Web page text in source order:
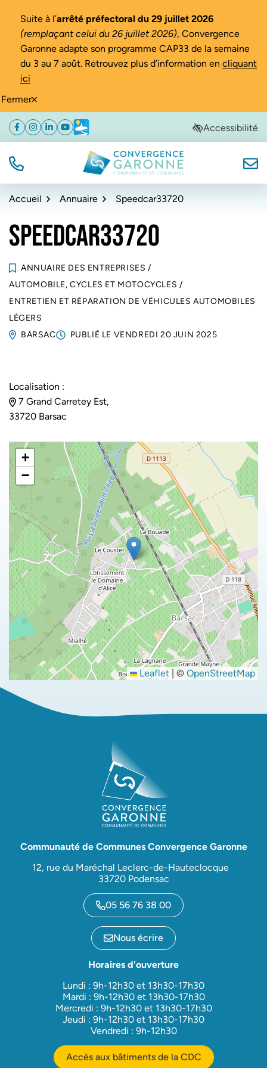
Fermer
Suite à l’arrêté préfectoral du 29 juillet 2026
(remplaçant celui du 26 juillet 2026), Convergence
Garonne adapte son programme CAP33 de la semaine
du 3 au 7 août. Retrouvez plus d’information en cliquant
ici
Aller
navigation
Aller
au
Aller
au
de
Facebook
(ouverture dans un nouvel onglet)
Instagram
(ouverture dans un nouvel onglet)
Linkedin
(ouverture dans un nouvel onglet)
YouTube
(ouverture dans un nouvel onglet)
Météo
(ouverture dans un nouvel onglet)Accessibilité
TÉL. Convergence Garonne
Accueil Annuaire Speedcar33720
SPEEDCAR33720
ANNUAIRE DES ENTREPRISES /
AUTOMOBILE, CYCLES ET MOTOCYCLES /
ENTRETIEN ET RÉPARATION DE VÉHICULES AUTOMOBILES
LÉGERS
BARSAC
PUBLIÉ LE VENDREDI 20 JUIN 2025
Localisation :
7 Grand Carretey Est,
33720 Barsac
+
−
Leaflet | © OpenStreetMap
Communauté de Communes Convergence Garonne
12, rue du Maréchal Leclerc-de-Hauteclocque
33720 Podensac
05 56 76 38 00
Nous écrire
Horaires d'ouverture
Lundi : 9h-12h30 et 13h30-17h30
Mardi : 9h-12h30 et 13h30-17h30
Mercredi : 9h-12h30 et 13h30-17h30
Jeudi : 9h-12h30 et 13h30-17h30
Vendredi : 9h-12h30
Accès aux bâtiments de la CDC